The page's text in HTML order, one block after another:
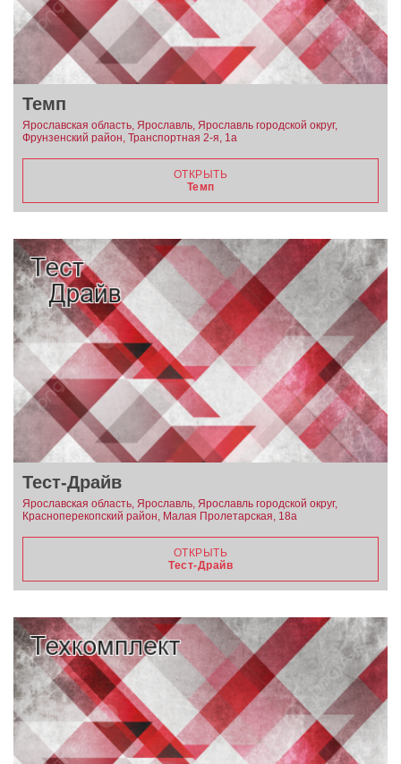
Темп
Ярославская область, Ярославль, Ярославль городской округ,
Фрунзенский район, Транспортная 2-я, 1а
ОТКРЫТЬ
Темп
Тест-Драйв
Ярославская область, Ярославль, Ярославль городской округ,
Красноперекопский район, Малая Пролетарская, 18а
ОТКРЫТЬ
Тест-Драйв